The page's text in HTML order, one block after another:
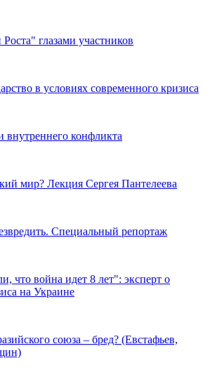
глазами участников
в условиях современного кризиса
внутреннего конфликта
мир? Лекция Сергея Пантелеева
Специальный репортаж
что война идет 8 лет": эксперт о
на Украине
союза – бред? (Евстафьев,